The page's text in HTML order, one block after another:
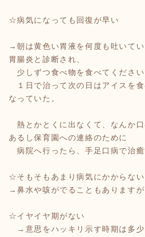
☆病気になっても回復が早い
→朝は黄色い胃液を何度も吐いて
胃腸炎と診断され、
少しずつ食べ物を食べてくださ
１日で治って次の日はアイスを食
なっていた。
熱とかとくに出なくて、なんか
あるし保育園への連絡のために
病院へ行ったら、手足口病で治癒
☆そもそもあまり病気にかからない
→鼻水や咳がでることもあります
☆イヤイヤ期がない
→意思をハッキリ示す時期は多少